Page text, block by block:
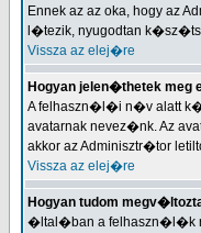
Ennek az az oka, hogy az
l�tezik, nyugodtan
Vissza az elej�re
Hogyan jelen�thetek meg
A felhaszn�l�i n�v alatt
avatarnak nevez�nk. Az
akkor az Adminisztr�tor
Vissza az elej�re
Hogyan tudom
�ltal�ban a felhaszn�l�k